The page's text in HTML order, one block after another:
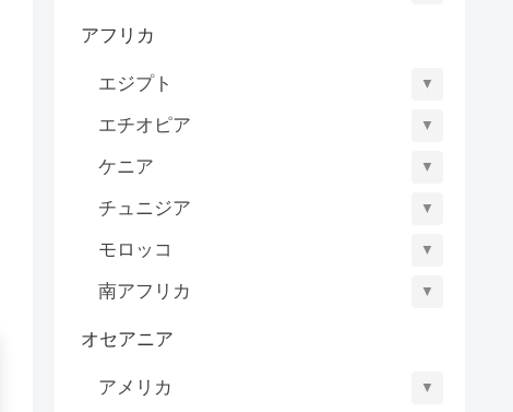
アフリカ
エジプト ▼
エチオピア ▼
ケニア ▼
チュニジア ▼
モロッコ ▼
南アフリカ ▼
オセアニア
アメリカ ▼